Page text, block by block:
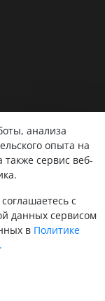
данных
публичной
лечения.
и несут
сохранения вашей
cookies.
Оставляя
противопоказания.
анализа
опыта на
также сервис веб-
с
данных сервисом
в Политике